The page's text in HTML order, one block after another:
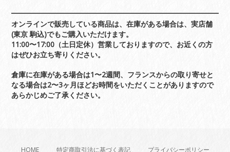
オンラインで販売している商品は、在庫がある場合は、実店舗
(東京 駒込)でもご購入いただけます。
11:00〜17:00（土日定休）営業しておりますので、お近くの方
はぜひお立ち寄りください。
倉庫に在庫がある場合は1〜2週間、フランスからの取り寄せと
なる場合は2〜3ヶ月ほどお時間をいただくことがありますので
あらかじめご了承ください。
HOME 特定商取引法に基づく表記 プライバシーポリシー